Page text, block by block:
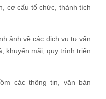
cơ cấu tổ chức, thành tích
ảnh về các dịch vụ tư vấn
khuyến mãi, quy trình triển
các thông tin, văn bản